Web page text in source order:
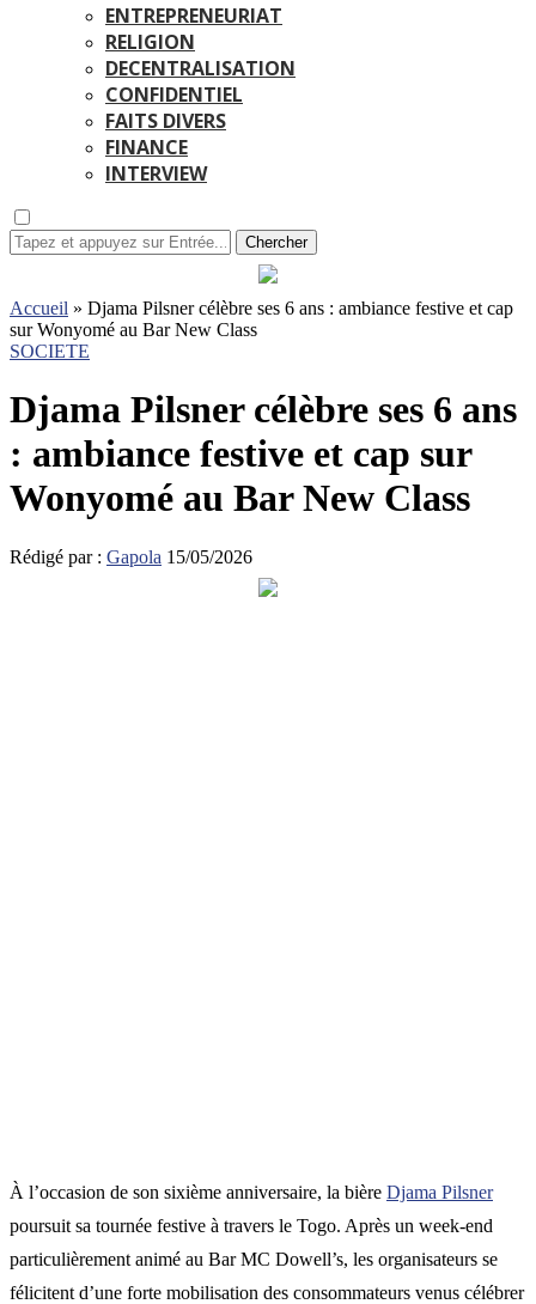
ENTREPRENEURIAT
RELIGION
DECENTRALISATION
CONFIDENTIEL
FAITS DIVERS
FINANCE
INTERVIEW
Chercher
Accueil » Djama Pilsner célèbre ses 6 ans : ambiance festive et cap
sur Wonyomé au Bar New Class
SOCIETE
Djama Pilsner célèbre ses 6 ans
: ambiance festive et cap sur
Wonyomé au Bar New Class
Rédigé par : Gapola 15/05/2026
À l’occasion de son sixième anniversaire, la bière Djama Pilsner
poursuit sa tournée festive à travers le Togo. Après un week-end
particulièrement animé au Bar MC Dowell’s, les organisateurs se
félicitent d’une forte mobilisation des consommateurs venus célébrer